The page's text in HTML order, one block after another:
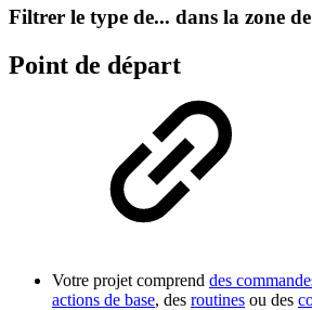
Filtrer le type de... dans la zone de
Point de départ
Votre projet comprend des
actions de base, des routines ou des